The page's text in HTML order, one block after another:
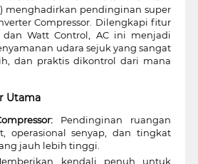
menghadirkan pendinginan super
Compressor. Dilengkapi fitur
Watt Control, AC ini menjadi
udara sejuk yang sangat
dan praktis dikontrol dari mana
Utama
Pendinginan ruangan
operasional senyap, dan tingkat
jauh lebih tinggi.
kendali penuh untuk